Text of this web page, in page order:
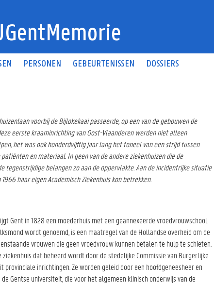
PERSONEN GEBEURTENISSEN DOSSIERS
voorbij de Bijlokekaai passeerde, op een van de gebouwen de
eerste kraaminrichting van Oost-Vlaanderen werden niet alleen
het was ook honderdvijftig jaar lang het toneel van een strijd tussen
en materiaal. In geen van de andere ziekenhuizen die de
tegenstrijdige belangen zo aan de oppervlakte. Aan de incidentrijke situatie
haar eigen Academisch Ziekenhuis kon betrekken.
Gent in 1828 een moederhuis met een geannexeerde vroedvrouwschool.
wordt genoemd, is een maatregel van de Hollandse overheid om de
vrouwen die geen vroedvrouw kunnen betalen te hulp te schieten.
dat beheerd wordt door de stedelijke Commissie van Burgerlijke
provinciale inrichtingen. Ze worden geleid door een hoofdgeneesheer en
Gentse universiteit, die voor het algemeen klinisch onderwijs van de